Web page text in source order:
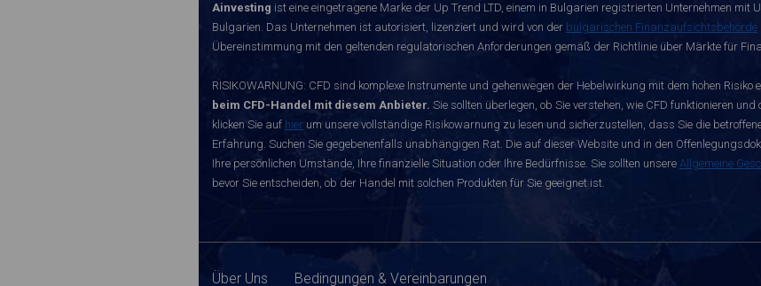
Ainvesting ist eine eingetragene Marke der Up Trend LTD, einem in Bulgarien registrierten Unternehmen
Bulgarien. Das Unternehmen ist autorisiert, lizenziert und wird von der bulgarischen Finanzaufsichtsbehörde
Übereinstimmung mit den geltenden regulatorischen Anforderungen gemäß der Richtlinie über Märkte für
RISIKOWARNUNG: CFD sind komplexe Instrumente und gehenwegen der Hebelwirkung mit dem hohen Risiko
beim CFD-Handel mit diesem Anbieter. Sie sollten überlegen, ob Sie verstehen, wie CFD funktionieren
klicken Sie auf hier um unsere vollständige Risikowarnung zu lesen und sicherzustellen, dass Sie die
Erfahrung. Suchen Sie gegebenenfalls unabhängigen Rat. Die auf dieser Website und in den
Ihre persönlichen Umstände, Ihre finanzielle Situation oder Ihre Bedürfnisse. Sie sollten unsere Allgemeine
bevor Sie entscheiden, ob der Handel mit solchen Produkten für Sie geeignet ist.
Über Uns Bedingungen & Vereinbarungen